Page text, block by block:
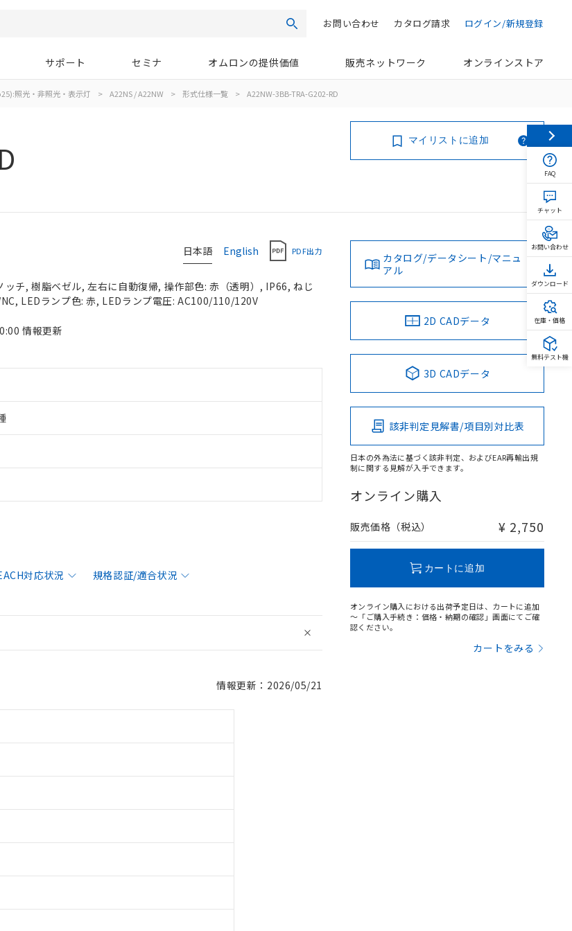
検索 ログイン/新規登録
カタログ請求
お問い合わせ
サポート セミナ オムロンの提供価値 販売ネットワーク オンラインストア
照光・非照光・表示灯 > A22NS / A22NW > 形式仕様一覧 > A22NW-3BB-TRA-G202-RD
マイリストに追加
日本語 English PDF出力
チ, 樹脂ベゼル, 左右に自動復帰, 操作部色: 赤（透明）, IP66, ねじ
LEDランプ色: 赤, LEDランプ電圧: AC100/110/120V
情報更新
対応状況 規格認証/適合状況
情報更新：2026/05/21
カタログ/データシート/マニュ
アル
2D CADデータ
3D CADデータ
該非判定見解書/項目別対比表
日本の外為法に基づく該非判定、およびEAR再輸出規
制に関する見解が入手できます。
オンライン購入
販売価格（税込） ¥ 2,750
カートに追加
オンライン購入における出荷予定日は、カートに追加
～「ご購入手続き：価格・納期の確認」画面にてご確
認ください。
カートをみる
FAQ
チャット
お問い合わせ
ダウンロード
在庫・価格
無料テスト機